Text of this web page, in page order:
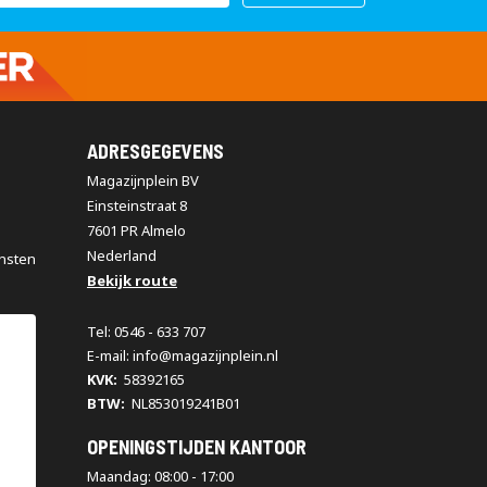
ADRESGEGEVENS
Magazijnplein BV
Einsteinstraat 8
7601 PR Almelo
Nederland
Bekijk route
Tel: 0546 - 633 707
E-mail: info@magazijnplein.nl
KVK: 58392165
BTW: NL853019241B01
OPENINGSTIJDEN KANTOOR
Maandag: 08:00 - 17:00